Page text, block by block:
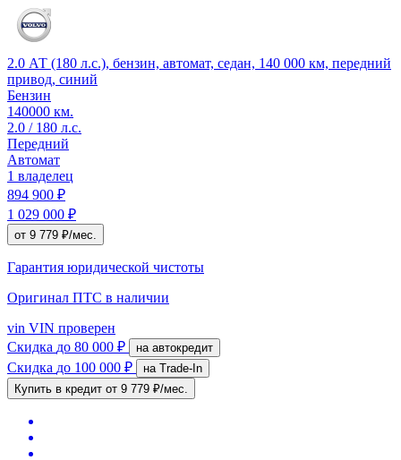
2.0 АТ (180 л.с.), бензин, автомат, седан, 140 000 км, передний
привод, синий
Бензин
140000 км.
2.0 / 180 л.с.
Передний
Автомат
1 владелец
894 900 ₽
1 029 000 ₽
от 9 779 ₽/мес.
Гарантия юридической чистоты
Оригинал ПТС в наличии
vin VIN проверен
Скидка до 80 000 ₽ на автокредит
Скидка до 100 000 ₽
на Trade-In
Купить в кредит от 9 779 ₽/мес.